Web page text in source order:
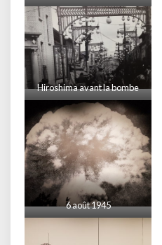
Hiroshima avant la bombe
6 août 1945